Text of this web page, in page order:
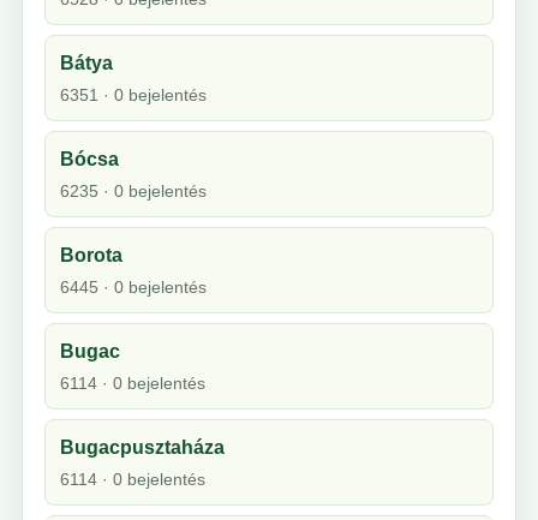
Bátya
6351 · 0 bejelentés
Bócsa
6235 · 0 bejelentés
Borota
6445 · 0 bejelentés
Bugac
6114 · 0 bejelentés
Bugacpusztaháza
6114 · 0 bejelentés